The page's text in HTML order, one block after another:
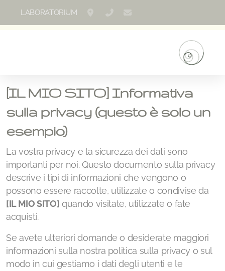
LABORATORIUM
[IL MIO SITO]Informativa
sulla privacy (questo è solo un
esempio)
La vostra privacy e la sicurezza dei dati sono
importanti per noi. Questo documento sulla privacy
descrive i tipi di informazioni che vengono o
possono essere raccolte, utilizzate o condivise da
[IL MIO SITO] quando visitate, utilizzate o fate
acquisti.
Se avete ulteriori domande o desiderate maggiori
informazioni sulla nostra politica sulla privacy o sul
modo in cui gestiamo i dati degli utenti e le